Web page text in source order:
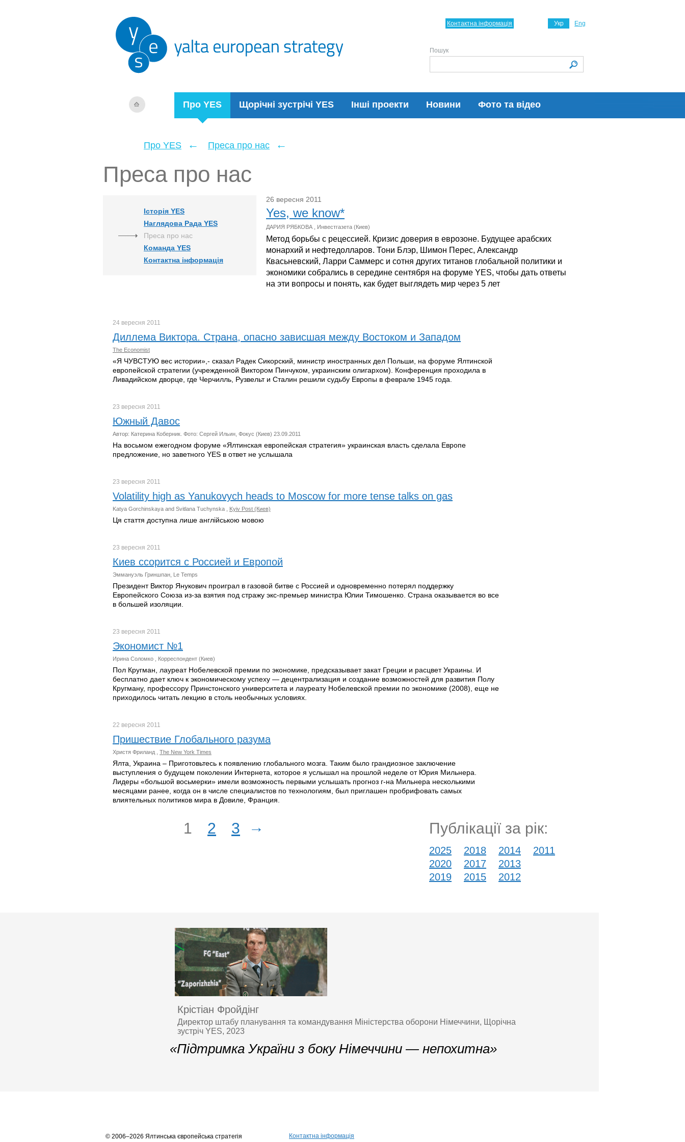
Про YES Щорічні зустрічі YES Інші проекти Новини Фото та відео
Укр Eng
Контактна інформація
Пошук
Про YES ← Преса про нас ←
Преса про нас
Історія YES
Наглядова Рада YES
Преса про нас
Команда YES
Контактна інформація
26 вересня 2011
Yes, we know*
ДАРИЯ РЯБКОВА , Инвестгазета (Киев)
Метод борьбы с рецессией. Кризис доверия в еврозоне. Будущее арабских
монархий и нефтедолларов. Тони Блэр, Шимон Перес, Александр
Квасьневский, Ларри Саммерс и сотня других титанов глобальной политики и
экономики собрались в середине сентября на форуме YES, чтобы дать ответы
на эти вопросы и понять, как будет выглядеть мир через 5 лет
24 вересня 2011
Диллема Виктора. Страна, опасно зависшая между Востоком и Западом
The Economist
«Я ЧУВСТУЮ вес истории»,- сказал Радек Сикорский, министр иностранных дел Польши, на форуме Ялтинской
европейской стратегии (учрежденной Виктором Пинчуком, украинским олигархом). Конференция проходила в
Ливадийском дворце, где Черчилль, Рузвельт и Сталин решили судьбу Европы в феврале 1945 года.
23 вересня 2011
Южный Давос
Автор: Катерина Коберник. Фото: Сергей Ильин, Фокус (Киев) 23.09.2011
На восьмом ежегодном форуме «Ялтинская европейская стратегия» украинская власть сделала Европе
предложение, но заветного YES в ответ не услышала
23 вересня 2011
Volatility high as Yanukovych heads to Moscow for more tense talks on gas
Katya Gorchinskaya and Svitlana Tuchynska , Kyiv Post (Киев)
Ця стаття доступна лише англійською мовою
23 вересня 2011
Киев ссорится с Россией и Европой
Эммануэль Гриншпан, Le Temps
Президент Виктор Янукович проиграл в газовой битве с Россией и одновременно потерял поддержку
Европейского Союза из-за взятия под стражу экс-премьер министра Юлии Тимошенко. Страна оказывается во все
в большей изоляции.
23 вересня 2011
Экономист №1
Ирина Соломко , Корреспондент (Киев)
Пол Кругман, лауреат Нобелевской премии по экономике, предсказывает закат Греции и расцвет Украины. И
бесплатно дает ключ к экономическому успеху — децентрализация и создание возможностей для развития Полу
Кругману, профессору Принстонского университета и лауреату Нобелевской премии по экономике (2008), еще не
приходилось читать лекцию в столь необычных условиях.
22 вересня 2011
Пришествие Глобального разума
Христя Фриланд , The New York Times
Ялта, Украина – Приготовьтесь к появлению глобального мозга. Таким было грандиозное заключение
выступления о будущем поколении Интернета, которое я услышал на прошлой неделе от Юрия Мильнера.
Лидеры «большой восьмерки» имели возможность первыми услышать прогноз г-на Мильнера несколькими
месяцами ранее, когда он в числе специалистов по технологиям, был приглашен пробрифовать самых
влиятельных политиков мира в Довиле, Франция.
1 2 3 → Публікації за рік:
2025 2018 2014
2011
2020
2017
2013
2019
2015 2012
Крістіан Фройдінг
Директор штабу планування та командування Міністерства оборони Німеччини, Щорічна
зустріч YES, 2023
«Підтримка України з боку Німеччини — непохитна»
© 2006–2026 Ялтинська європейська стратегія Контактна інформація